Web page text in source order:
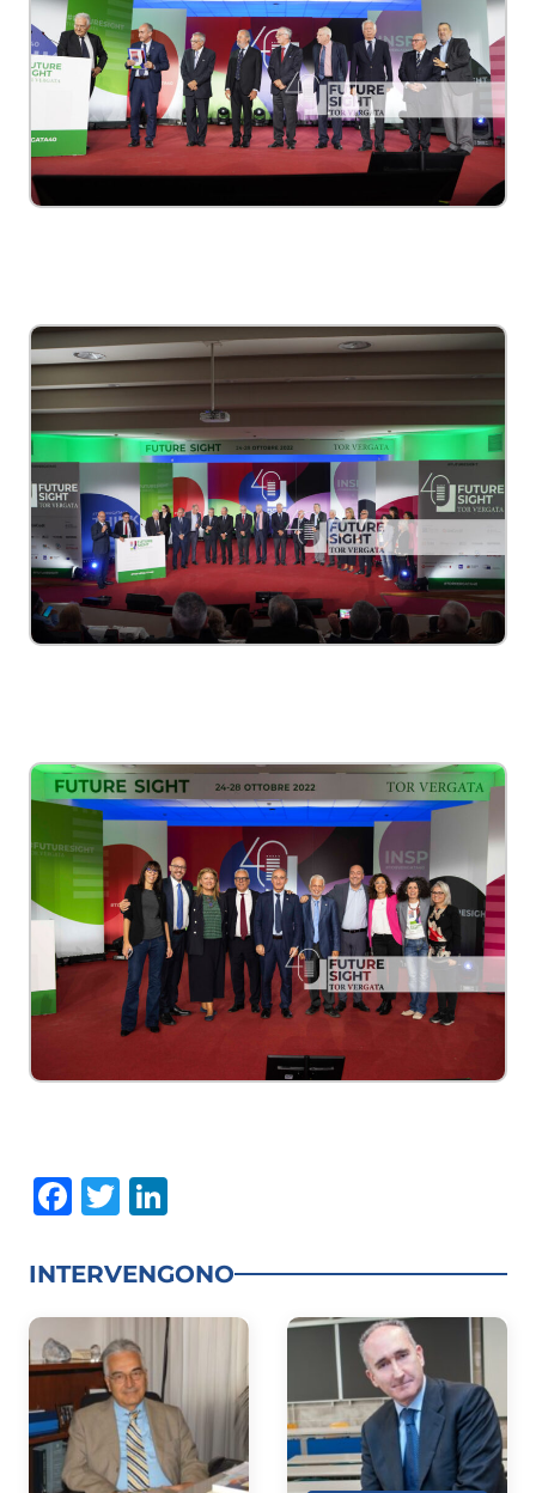
Facebook
Twitter
INTERVENGONO